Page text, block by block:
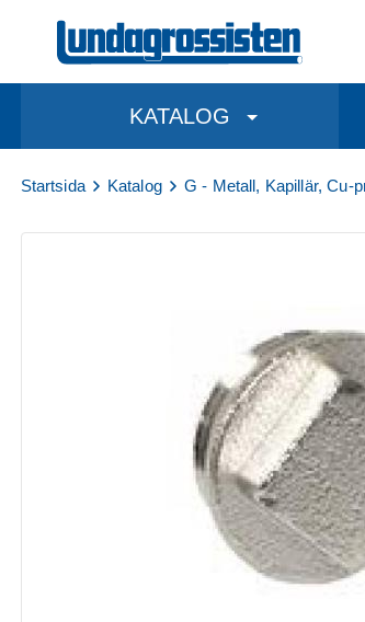
KATALOG
Startsida Katalog G - Metall, Kapillär, Cu-